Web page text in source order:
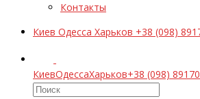
Контакты
Киев Одесса Харьков +38 (098)
КиевОдессаХарьков+38 (098)